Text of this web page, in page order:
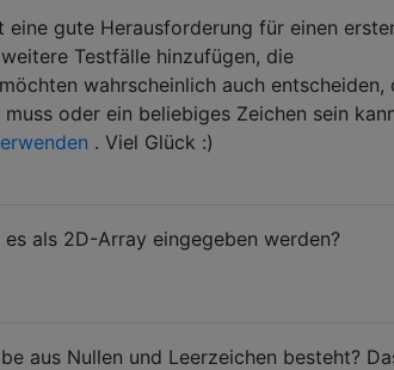
gute Herausforderung für einen
Testfälle hinzufügen, die
wahrscheinlich auch entscheiden,
oder ein beliebiges Zeichen sein
. Viel Glück :)
als 2D-Array eingegeben werden?
aus Nullen und Leerzeichen besteht?